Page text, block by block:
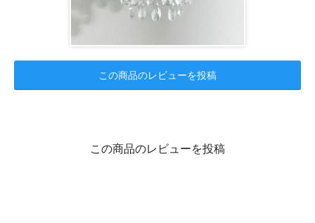
この商品のレビューを投稿
この商品のレビューを投稿